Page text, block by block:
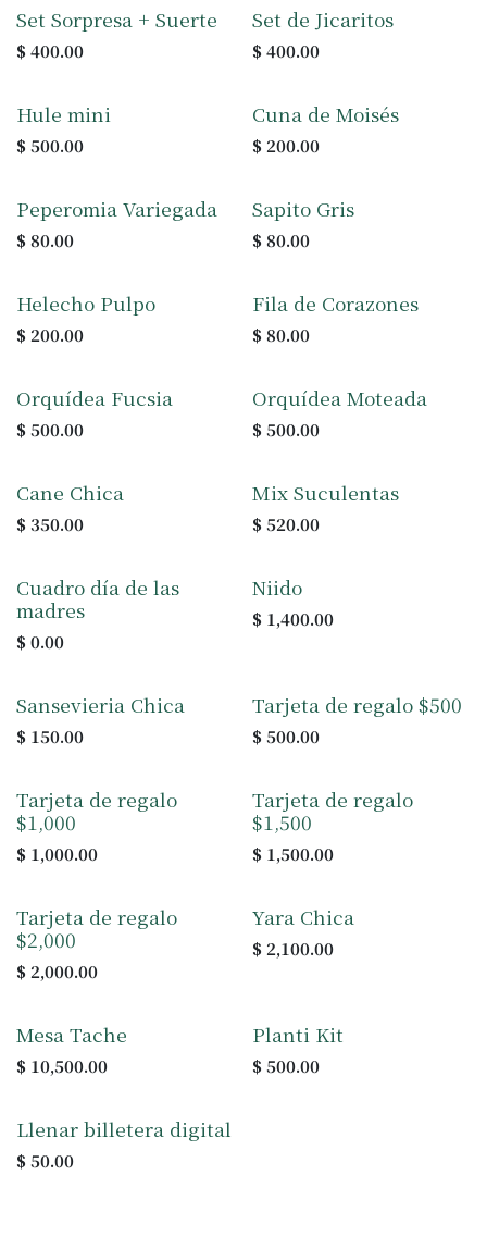
Set Sorpresa + Suerte
$ 400.00
Set de Jicaritos
$ 400.00
Hule mini
$ 500.00
Cuna de Moisés
$ 200.00
Peperomia Variegada
$ 80.00
Sapito Gris
$ 80.00
Helecho Pulpo
$ 200.00
Fila de Corazones
$ 80.00
Orquídea Fucsia
$ 500.00
Orquídea Moteada
$ 500.00
+ colores
Cane Chica
$ 350.00
Mix Suculentas
$ 520.00
Cuadro día de las
madres
$ 0.00
Niido
$ 1,400.00
Sansevieria Chica
$ 150.00
Tarjeta de regalo $500
$ 500.00
Tarjeta de regalo
$1,000
$ 1,000.00
Tarjeta de regalo
$1,500
$ 1,500.00
Tarjeta de regalo
$2,000
$ 2,000.00
Yara Chica
$ 2,100.00
Mesa Tache
$ 10,500.00
Planti Kit
$ 500.00
Llenar billetera digital
$ 50.00